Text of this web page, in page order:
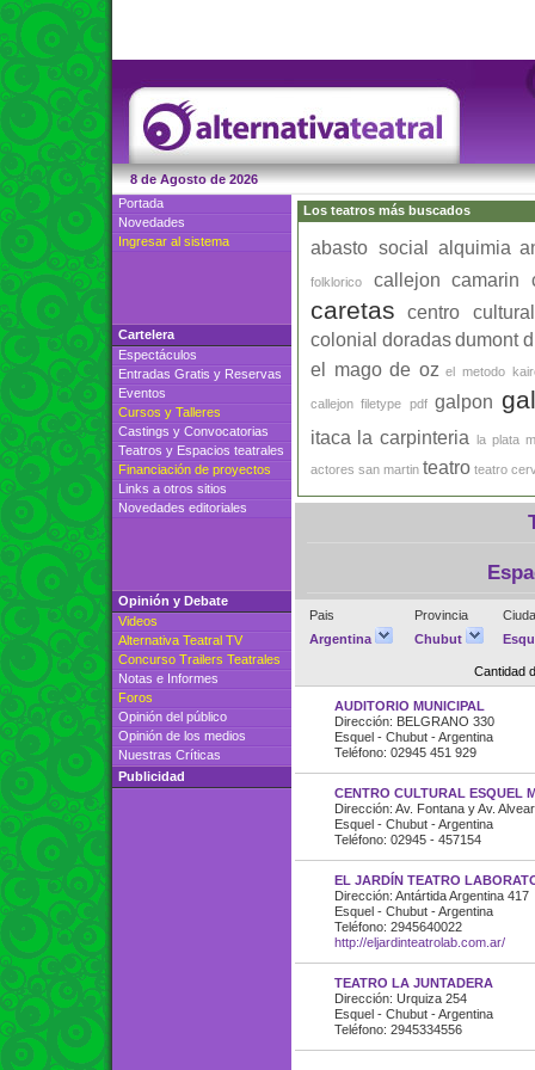
8 de Agosto de 2026
Portada
Novedades
Ingresar al sistema
Cartelera
Espectáculos
Entradas Gratis y Reservas
Eventos
Cursos y Talleres
Castings y Convocatorias
Teatros y Espacios teatrales
Financiación de proyectos
Links a otros sitios
Novedades editoriales
Opinión y Debate
Videos
Alternativa Teatral TV
Concurso Trailers Teatrales
Notas e Informes
Foros
Opinión del público
Opinión de los medios
Nuestras Críticas
Publicidad
Los teatros más buscados
abasto social alquimia
folklorico callejon camarin
caretas
centro
colonial doradas dumont
el mago de oz el metodo
callejon filetype pdf galpon
itaca la carpinteria la plata
actores san martin teatro teatro
Pais Provincia
Argentina
Chubut
Cantidad
AUDITORIO MUNICIPAL
Dirección: BELGRANO 330
Esquel - Chubut - Argentina
Teléfono: 02945 451 929
CENTRO CULTURAL ESQUEL
Dirección: Av. Fontana y Av. Alvear
Esquel - Chubut - Argentina
Teléfono: 02945 - 457154
EL JARDÍN TEATRO
Dirección: Antártida Argentina 417
Esquel - Chubut - Argentina
Teléfono: 2945640022
http://eljardinteatrolab.com.ar/
TEATRO LA JUNTADERA
Dirección: Urquiza 254
Esquel - Chubut - Argentina
Teléfono: 2945334556